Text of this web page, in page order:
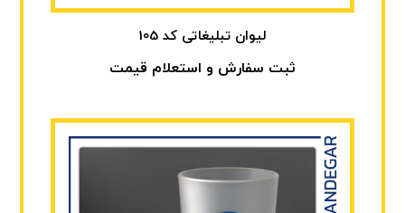
لیوان تبلیغاتی کد 105
ثبت سفارش و استعلام قیمت